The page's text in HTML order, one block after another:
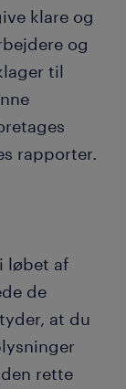
klare og
og
til
rapporter.
løbet af
de
at du
rette